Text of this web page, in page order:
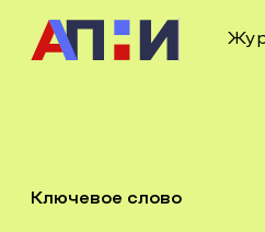
Ключевое слово